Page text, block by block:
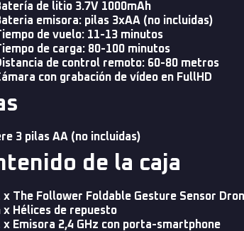
de litio 3.7V 1000mAh
emisora: pilas 3xAA (no incluidas)
de vuelo: 11-13 minutos
de carga: 80-100 minutos
de control remoto: 60-80 metros
con grabación de vídeo en FullHD
3 pilas AA (no incluidas)
de la caja
x The Follower Foldable Gesture Sensor
x Hélices de repuesto
x Emisora 2,4 GHz con porta-smartphone